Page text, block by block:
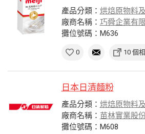
產品分類： 烘焙原物料
廠商名稱： 巧舜企業有
攤位號碼：M636
0 10 個
日本日清麵粉
產品分類： 烘焙原物料
廠商名稱： 苗林實業股
攤位號碼：M608